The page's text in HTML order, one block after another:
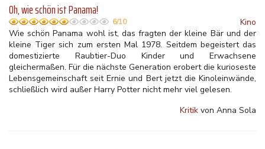
Oh, wie schön ist Panama!
6/10
Kino
Wie schön Panama wohl ist, das fragten der kleine Bär und der
kleine Tiger sich zum ersten Mal 1978. Seitdem begeistert das
domestizierte Raubtier-Duo Kinder und Erwachsene
gleichermaßen. Für die nächste Generation erobert die kurioseste
Lebensgemeinschaft seit Ernie und Bert jetzt die Kinoleinwände,
schließlich wird außer Harry Potter nicht mehr viel gelesen.
Kritik von Anna Sola